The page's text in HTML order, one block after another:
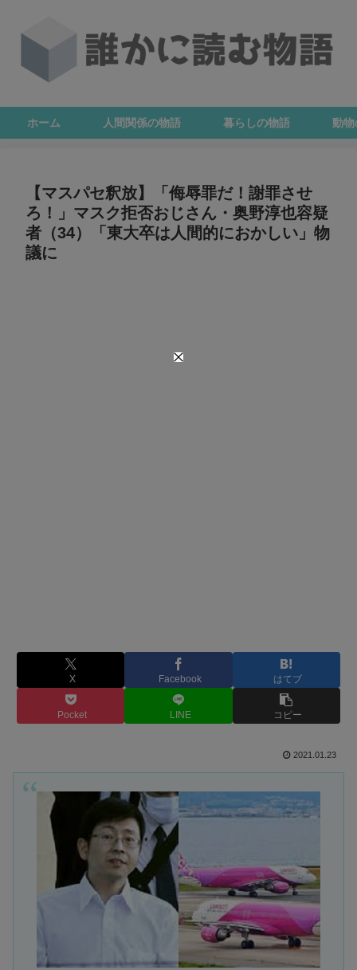
ホーム 人間関係の物語 暮らしの物語 動
【マスパセ釈放】「侮辱罪だ！謝罪させ
ろ！」マスク拒否おじさん・奥野淳也容疑
者（34）「東大卒は人間的におかしい」物
議に
X Facebook はてブ
Pocket LINE コピー
2021.01.23